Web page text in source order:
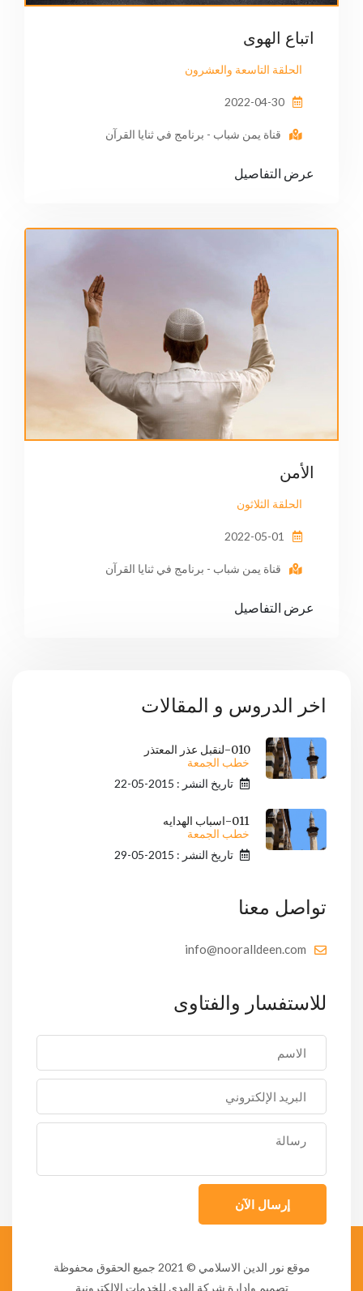
اتباع الهوى
الحلقة التاسعة والعشرون
قناة يمن شباب - برنامج في ثنايا القرآن
عرض التفاصيل
الأمن
الحلقة الثلاثون
قناة يمن شباب - برنامج في ثنايا القرآن
عرض التفاصيل
اخر الدروس و المقالات
010-لنقبل عذر المعتذر
خطب الجمعة
تاريخ النشر : 2015-05-22
011-اسباب الهدايه
خطب الجمعة
تاريخ النشر : 2015-05-29
تواصل معنا
info@nooralldeen.com
للاستفسار والفتاوى
إرسال الآن
موقع نور الدين الاسلامي © 2021 جميع الحقوق محفوظة
تصميم وإدارة شركة الهدى للخدمات الإلكترونية